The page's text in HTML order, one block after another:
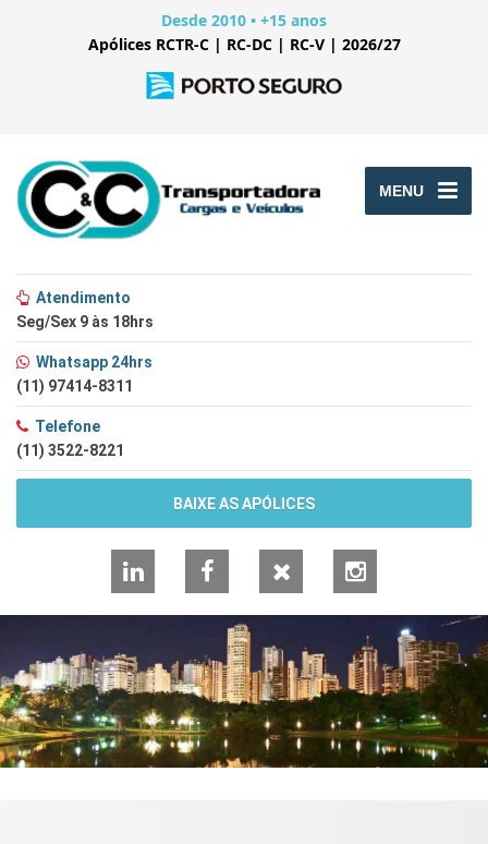
Desde 2010 • +15 anos
Apólices RCTR-C | RC-DC | RC-V | 2026/27
MENU
Atendimento
Seg/Sex 9 às 18hrs
Whatsapp 24hrs
(11) 97414-8311
Telefone
(11) 3522-8221
BAIXE AS APÓLICES
LinkedInFacebook Instagram